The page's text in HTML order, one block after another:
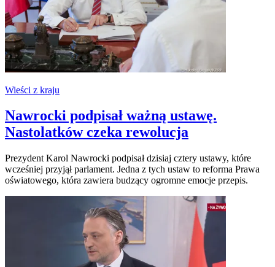
Wieści z kraju
Nawrocki podpisał ważną ustawę.
Nastolatków czeka rewolucja
Prezydent Karol Nawrocki podpisał dzisiaj cztery ustawy, które
wcześniej przyjął parlament. Jedna z tych ustaw to reforma Prawa
oświatowego, która zawiera budzący ogromne emocje przepis.